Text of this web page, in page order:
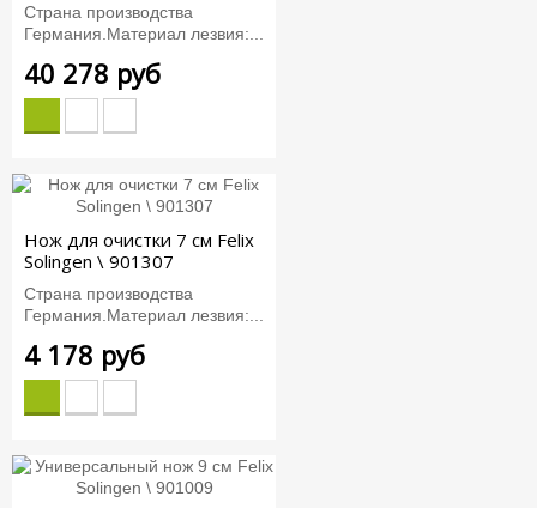
Страна производства
Германия.Материал лезвия:...
40 278 руб
Нож для очистки 7 см Felix
Solingen \ 901307
Страна производства
Германия.Материал лезвия:...
4 178 руб